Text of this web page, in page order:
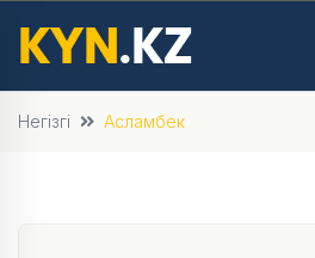
Негізгі Асламбек